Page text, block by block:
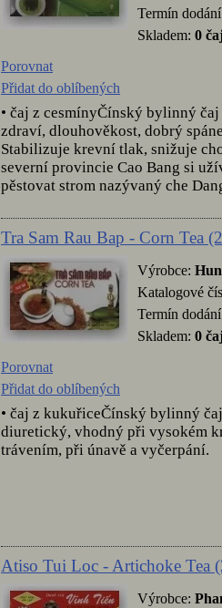
Termín
Skladem: 0
Porovnat
Přidat do oblíbených
• čaj z cesmínyČínský bylinný
zdraví, dlouhověkost, dobrý
Stabilizuje krevní tlak, snižuje
severní provincie Cao Bang si
pěstovat strom nazývaný che
Tra Sam Rau Bap - Corn Tea
Výrobce:
Katalogové
Termín
Skladem: 0
Porovnat
Přidat do oblíbených
• čaj z kukuřiceČínský bylinný
diuretický, vhodný při vysokém
trávením, při únavě a vyčerpání.
Atiso Tui Loc - Artichoke Tea
Výrobce: